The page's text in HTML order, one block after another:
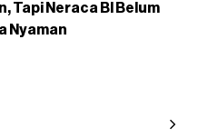
Tapi Neraca BI Belum
Nyaman